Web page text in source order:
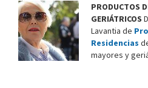
PRODUCTOS
GERIÁTRICOS
Lavantia de
Residencias
mayores y